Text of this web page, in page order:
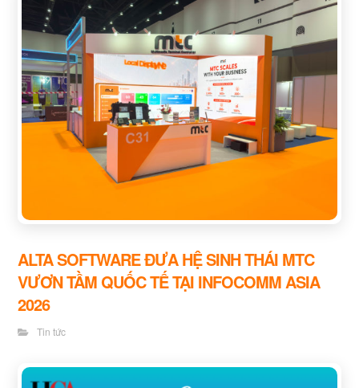
ALTA SOFTWARE ĐƯA HỆ SINH THÁI MTC
VƯƠN TẦM QUỐC TẾ TẠI INFOCOMM ASIA
2026
Tin tức